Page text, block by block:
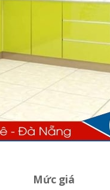
Mức giá